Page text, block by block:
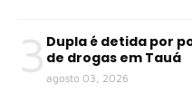
3 Dupla é detida por
de drogas em Tauá
agosto 03, 2026